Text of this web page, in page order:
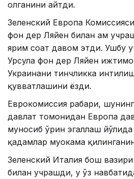
олганини айтди.
Зеленский Европа
фон дер Ляйен билан ҳам
ярим соат давом этди. Ушбу
Урсула фон дер Ляйен
Украинани тинчликка
қувватлашини ёзди.
Еврокомиссия раҳбари,
давлат томонидан Европа
муносиб ўрин эгаллаш йўлида
қадамлар муҳокама
Зеленский Италия бош
билан учрашди, у ўз